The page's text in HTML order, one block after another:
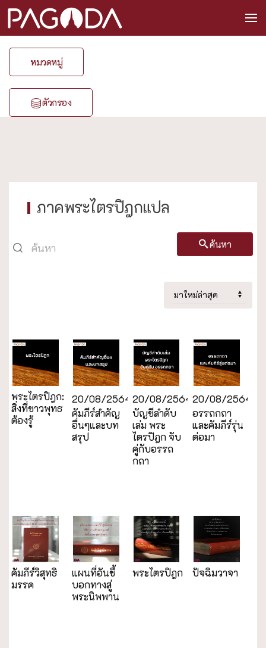
หมวดหมู่
ตัวกรอง
ภาคพระไตรปิฎกแปล
ค้นหา
พระไตรปิฎก:
สิ่งที่ชาวพุทธ
ต้องรู้
20/08/2564
คัมภีร์สำคัญ
อื่นๆและบท
สรุป
20/08/2564
บัญชีลำดับ
เล่ม พระ
ไตรปิฎก จับ
คู่กับอรรถ
กถา
20/08/2564
อรรถกถา
และคัมภีร์รุ่น
ต่อมา
คัมภีร์วิสุทธิ
มรรค
แผนที่อันชี้
บอกทางสู่
พระนิพพาน
พระไตรปิฎก ปัจฉิมวาจา